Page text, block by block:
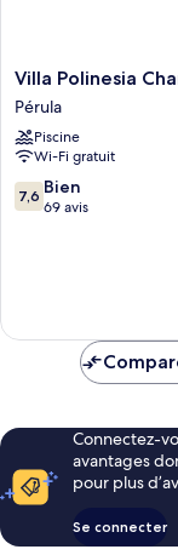
Villa
Polinesia
Chamela
Pérula
Villa Polinesia
Pérula
Piscine
Wi-Fi gratuit
7.6
sur
7,6 Bien
69 avis
Connectez-
avantages
pour plus
Se connecter